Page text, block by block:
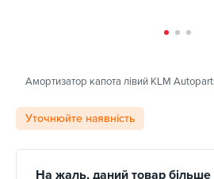
Амортизатор капота лівий KLM
Уточнюйте наявність
На жаль, даний товар більше